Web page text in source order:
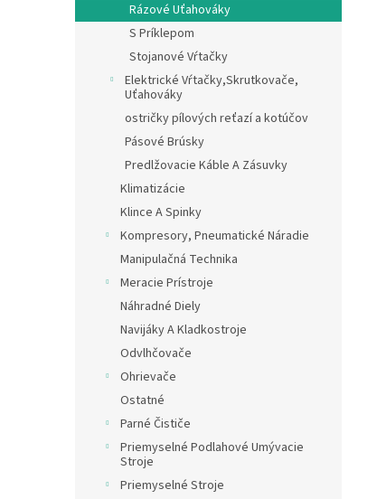
Rázové Uťahováky
S Príklepom
Stojanové Vŕtačky
Elektrické Vŕtačky,Skrutkovače,
Uťahováky
ostričky pílových reťazí a kotúčov
Pásové Brúsky
Predlžovacie Káble A Zásuvky
Klimatizácie
Klince A Spinky
Kompresory, Pneumatické Náradie
Manipulačná Technika
Meracie Prístroje
Náhradné Diely
Navijáky A Kladkostroje
Odvlhčovače
Ohrievače
Ostatné
Parné Čističe
Priemyselné Podlahové Umývacie
Stroje
Priemyselné Stroje